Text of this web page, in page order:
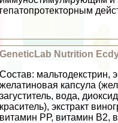
гепатопротекторным
GeneticLab Nutrition
Состав: мальтодекстрин,
желатиновая капсула
загуститель, вода,
краситель), экстpaкт
витамин РР, витамин В2,